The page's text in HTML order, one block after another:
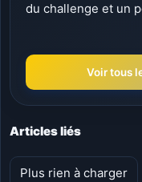
du challenge et un
Voir tous
Articles liés
Plus rien à charger